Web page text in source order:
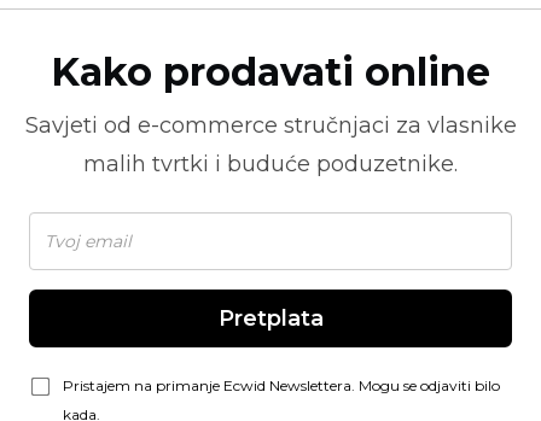
Kako prodavati online
Savjeti od e-commerce stručnjaci za vlasnike
malih tvrtki i buduće poduzetnike.
Pretplata
Pristajem na primanje Ecwid Newslettera. Mogu se odjaviti bilo
kada.